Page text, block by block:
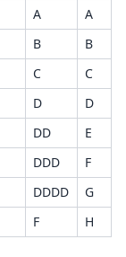
A
A
B
B
C
C
D
D
DD
E
DDD
F
DDDD
G
F H